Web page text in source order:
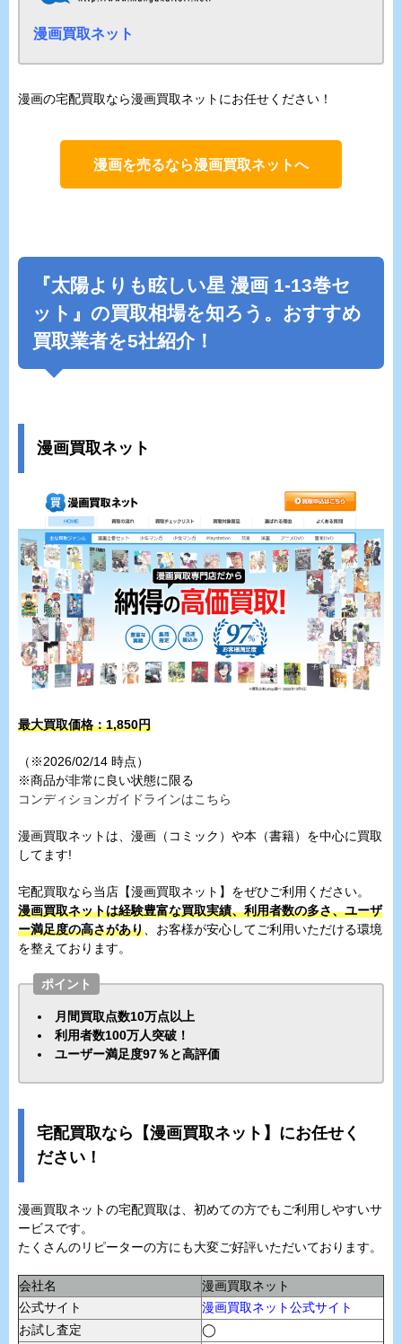
漫画買取ネット
漫画の宅配買取なら漫画買取ネットにお任せください！
漫画を売るなら漫画買取ネットへ
『太陽よりも眩しい星 漫画 1-13巻セ
ット』の買取相場を知ろう。おすすめ
買取業者を5社紹介！
漫画買取ネット
最大買取価格：1,850円
（※2026/02/14 時点）
※商品が非常に良い状態に限る
コンディションガイドラインはこちら
漫画買取ネットは、漫画（コミック）や本（書籍）を中心に買取
してます!
宅配買取なら当店【漫画買取ネット】をぜひご利用ください。
漫画買取ネットは経験豊富な買取実績、利用者数の多さ、ユーザ
ー満足度の高さがあり 、お客様が安心してご利用いただける環境
を整えております。
ポイント
月間買取点数10万点以上
利用者数100万人突破！
ユーザー満足度97％と高評価
宅配買取なら【漫画買取ネット】にお任せく
ださい！
漫画買取ネットの宅配買取は、初めての方でもご利用しやすいサ
ービスです。
たくさんのリピーターの方にも大変ご好評いただいております。
会社名
漫画買取ネット
公式サイト
漫画買取ネット公式サイト
お試し査定
◯